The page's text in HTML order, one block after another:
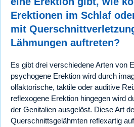
Erektionen im Schlaf
mit
Lähmungen auftreten?
Es gibt drei verschiedene Arten von
psychogene Erektion wird durch
olfaktorische, taktile oder auditive
reflexogene Erektion hingegen wird
der Genitalien ausgelöst. Diese Art
Querschnittsgelähmten reflexartig